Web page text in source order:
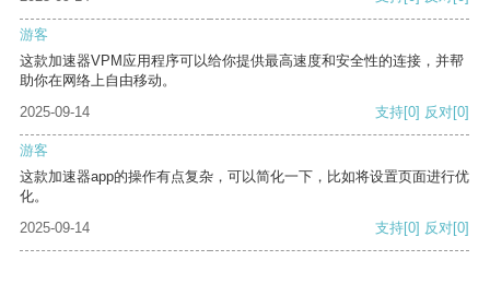
游客
这款加速器VPM应用程序可以给你提供最高速度和安全性的连接，并帮
助你在网络上自由移动。
2025-09-14
支持[0] 反对[0]
游客
这款加速器app的操作有点复杂，可以简化一下，比如将设置页面进行优
化。
2025-09-14
支持[0] 反对[0]